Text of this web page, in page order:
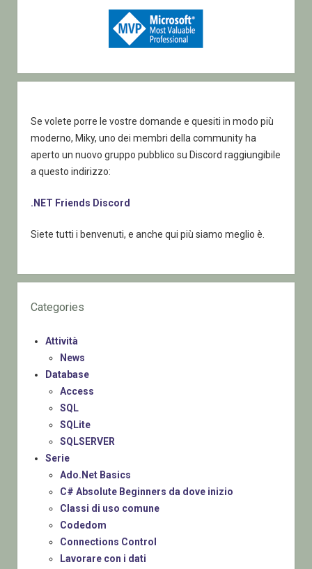
Se volete porre le vostre domande e quesiti in modo più
moderno, Miky, uno dei membri della community ha
aperto un nuovo gruppo pubblico su Discord raggiungibile
a questo indirizzo:
.NET Friends Discord
Siete tutti i benvenuti, e anche qui più siamo meglio è.
Categories
Attività
News
Database
Access
SQL
SQLite
SQLSERVER
Serie
Ado.Net Basics
C# Absolute Beginners da dove inizio
Classi di uso comune
Codedom
Connections Control
Lavorare con i dati